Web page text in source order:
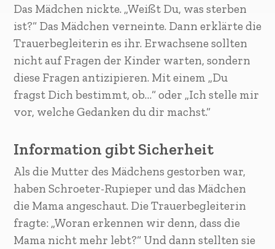
Das Mädchen nickte. „Weißt Du, was sterben
ist?“ Das Mädchen verneinte. Dann erklärte die
Trauerbegleiterin es ihr. Erwachsene sollten
nicht auf Fragen der Kinder warten, sondern
diese Fragen antizipieren. Mit einem „Du
fragst Dich bestimmt, ob…“ oder „Ich stelle mir
vor, welche Gedanken du dir machst.“
Information gibt Sicherheit
Als die Mutter des Mädchens gestorben war,
haben Schroeter-Rupieper und das Mädchen
die Mama angeschaut. Die Trauerbegleiterin
fragte: „Woran erkennen wir denn, dass die
Mama nicht mehr lebt?“ Und dann stellten sie